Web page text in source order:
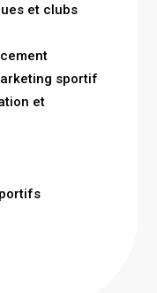
et clubs
sportif
et